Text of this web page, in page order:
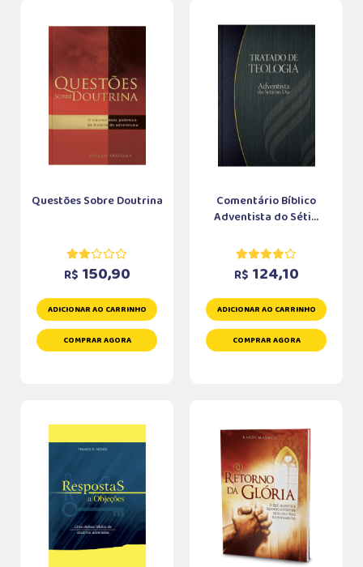
Questões Sobre Doutrina
R$ 150,90
ADICIONAR AO CARRINHO
COMPRAR AGORA
Comentário Bíblico
Adventista do Séti...
R$ 124,10
ADICIONAR AO CARRINHO
COMPRAR AGORA